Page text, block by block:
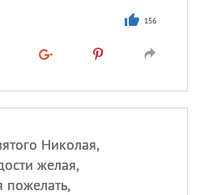
156
Николая,
желая,
пожелать,
Еще
Посмотреть значение
происхождение